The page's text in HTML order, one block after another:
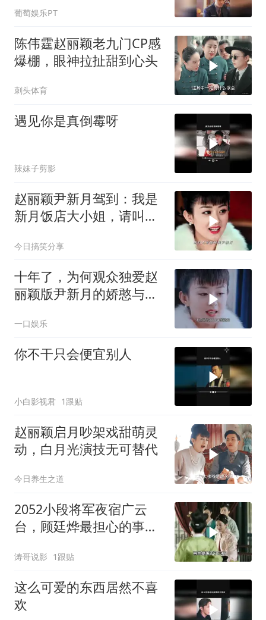
葡萄娱乐PT
陈伟霆赵丽颖老九门CP感
爆棚，眼神拉扯甜到心头
刺头体育
遇见你是真倒霉呀
辣妹子剪影
赵丽颖尹新月驾到：我是
新月饭店大小姐，请叫我
今日搞笑分享
十年了，为何观众独爱赵
丽颖版尹新月的娇憨与决
一口娱乐
你不干只会便宜别人
小白影视君 1跟贴
赵丽颖启月吵架戏甜萌灵
动，白月光演技无可替代
今日养生之道
2052小段将军夜宿广云
台，顾廷烨最担心的事情
涛哥说影 1跟贴
这么可爱的东西居然不喜
欢